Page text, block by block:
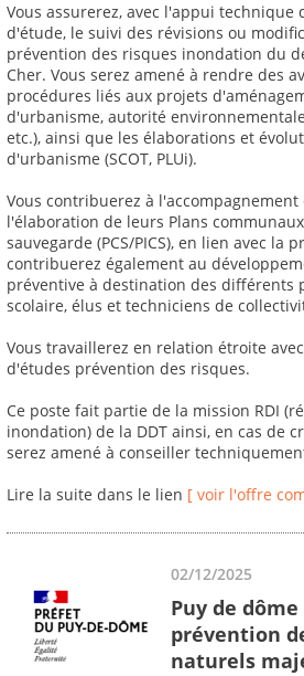
Vous assurerez, avec l'appui technique
d'étude, le suivi des révisions ou
prévention des risques inondation du
Cher. Vous serez amené à rendre des
procédures liés aux projets
d'urbanisme, autorité
etc.), ainsi que les élaborations et
d'urbanisme (SCOT, PLUi).
Vous contribuerez à
l'élaboration de leurs Plans
sauvegarde (PCS/PICS), en lien avec la
contribuerez également au
préventive à destination des différents
scolaire, élus et techniciens de
Vous travaillerez en relation étroite
d'études prévention des risques.
Ce poste fait partie de la mission RDI
inondation) de la DDT ainsi, en cas de
serez amené à conseiller
Lire la suite dans le lien [ voir l'offre
02/12/2025
Puy de
prévention
naturels